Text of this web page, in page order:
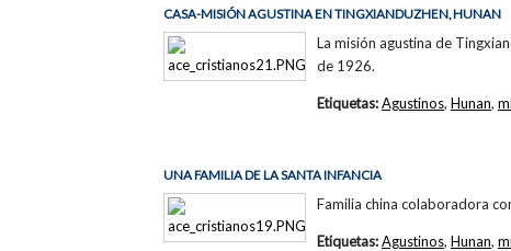
CASA-MISIÓN AGUSTINA EN TINGXIANDUZHEN, HUNAN
La misión agustina de
de 1926.
Etiquetas:Agustinos, Hunan,
UNA FAMILIA DE LA SANTA INFANCIA
Familia china colaboradora
Etiquetas:Agustinos, Hunan,